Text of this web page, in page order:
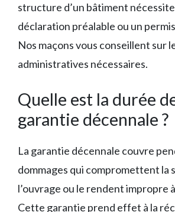
structure d’un bâtiment
déclaration préalable ou un
Nos maçons vous conseillent sur
administratives nécessaires.
Quelle est la durée
garantie décennale ?
La garantie décennale couvre
dommages qui compromettent la
l’ouvrage ou le rendent impropre
Cette garantie prend effet à la